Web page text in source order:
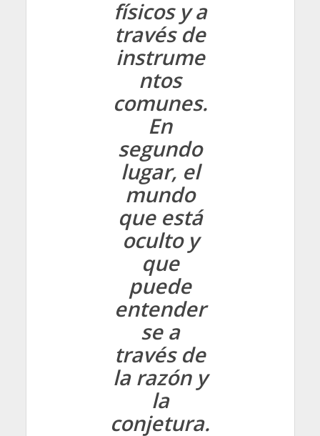
físicos y a
través de
instrume
ntos
comunes.
En
segundo
lugar, el
mundo
que está
oculto y
que
puede
entender
se a
través de
la razón y
la
conjetura.